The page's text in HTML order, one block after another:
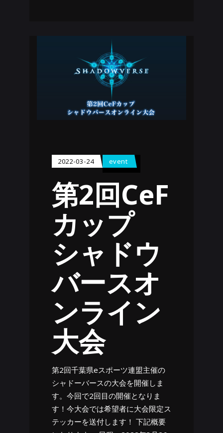
2022-03-24 event
第2回CeF
カップ
シャドウ
バースオ
ンライン
大会
第2回千葉県eスポーツ連盟主催の
シャドーバースの大会を開催しま
す。今回で2回目の開催となりま
す！今大会では希望者に大会限定ス
テッカーを送付します！ 下記概要